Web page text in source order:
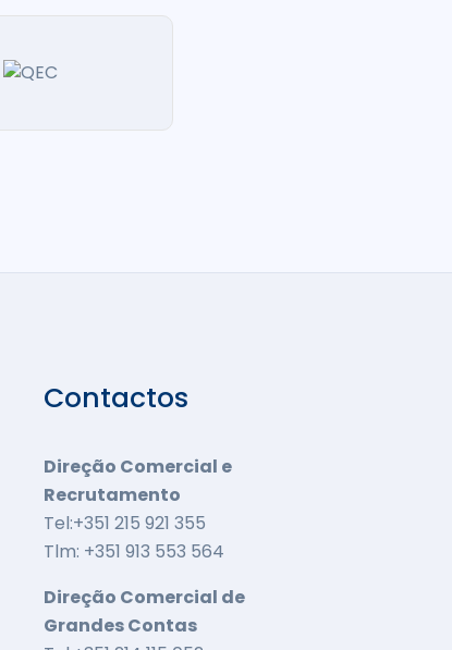
Contactos
Direção Comercial e
Recrutamento
Tel:+351 215 921 355
Tlm: +351 913 553 564
Direção Comercial de
Grandes Contas